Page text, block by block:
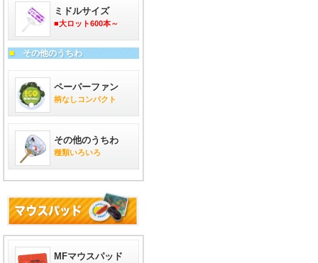
ミドルサイズ
■大ロット600本～
■その他のうちわ
ペーパーファン
柄なしコンパクト
その他のうちわ
種類いろいろ
MFマウスパッド